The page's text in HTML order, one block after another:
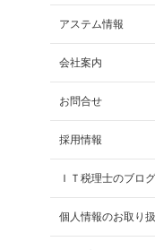
アステム情報
会社案内
お問合せ
採用情報
ＩＴ税理士のブログ
個人情報のお取り